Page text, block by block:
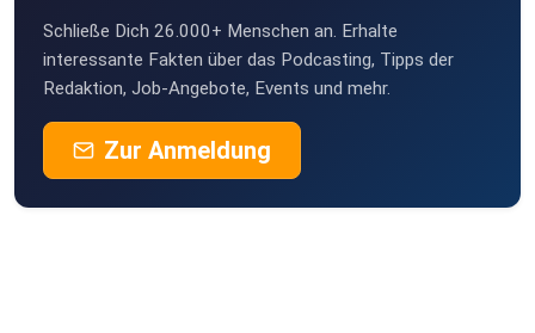
Schließe Dich 26.000+ Menschen an. Erhalte
interessante Fakten über das Podcasting, Tipps der
Redaktion, Job-Angebote, Events und mehr.
Zur Anmeldung